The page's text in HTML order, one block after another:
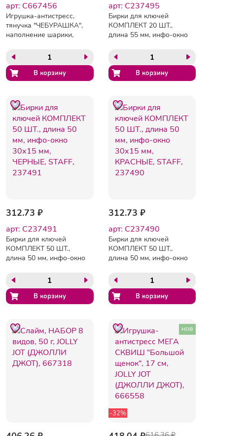
арт: C667456
Игрушка-антистресс,
тянучка "ЧЕБУРАШКА",
наполнение шарики,
арт: C237495
Бирки для ключей
КОМПЛЕКТ 20 ШТ.,
длина 55 мм, инфо-окно
BRAUBERG, 237495
312.73 ₽
арт: C237491
Бирки для ключей
КОМПЛЕКТ 50 ШТ.,
длина 50 мм, инфо-окно
STAFF, 237491
312.73 ₽
арт: C237490
Бирки для ключей
КОМПЛЕКТ 50 ШТ.,
длина 50 мм, инфо-окно
STAFF, 237490
-32%
нов